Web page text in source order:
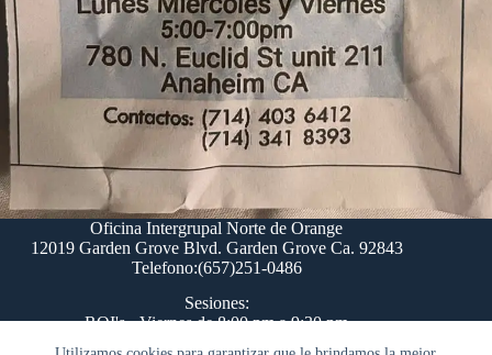
Oficina Intergrupal Norte de Orange
12019 Garden Grove Blvd. Garden Grove Ca. 92843
Telefono:(657)251-0486
Sesiones:
ROI's - Viernes de 8:00 pm a 9:30 pm
Comite del Paso 12 - Lunes 8:00 pm